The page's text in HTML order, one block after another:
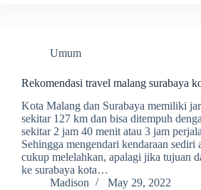
Umum
Rekomendasi travel malang surabaya
Kota Malang dan Surabaya memiliki
sekitar 127 km dan bisa ditempuh
sekitar 2 jam 40 menit atau 3 jam
Sehingga mengendari kendaraan sediri
cukup melelahkan, apalagi jika tujuan
ke surabaya kota…
Madison
May 29, 2022